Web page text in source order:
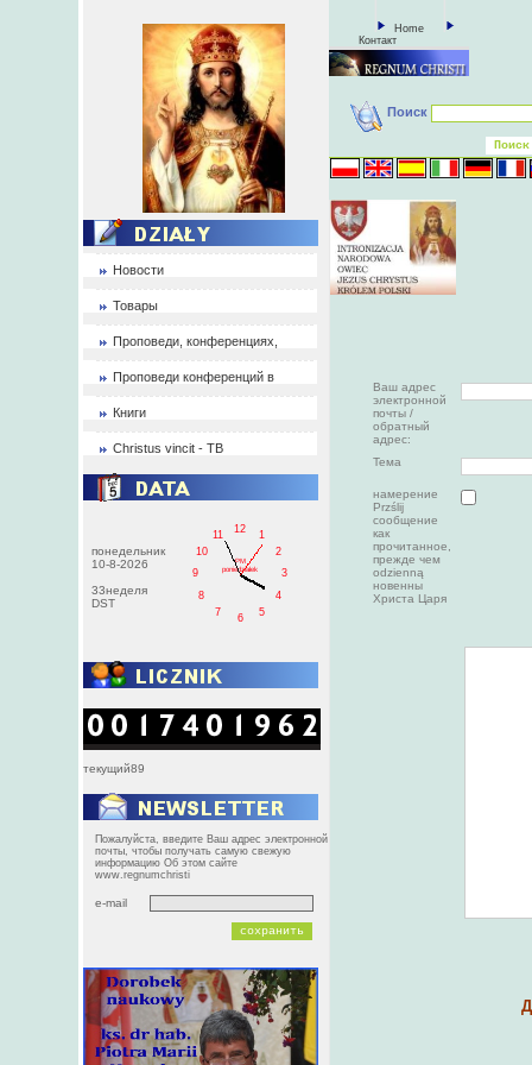
Новости
Товары
Проповеди, конференциях,
Проповеди конференций в
Книги
Christus vincit - ТВ
понедельник
10-8-2026
33неделя
DST
1
2
3
4
5
6
7
8
9
10
11
12
PM
poniedziałek
текущий89
Пожалуйста, введите Ваш адрес электронной
почты, чтобы получать самую свежую
информацию Об этом сайте
www.regnumchristi
e-mail
Home
Контакт
Поиск
Ваш адрес
электронной
почты /
обратный
адрес:
Тема
намерение
Przślij
сообщение
как
прочитанное,
прежде чем
odzienną
новенны
Христа Царя